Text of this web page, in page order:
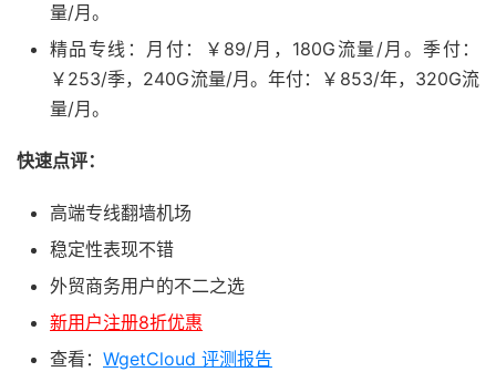
量/月。
精品专线：月付：￥89/月，180G流量/月。季付：
￥253/季，240G流量/月。年付：￥853/年，320G流
量/月。
快速点评：
高端专线翻墙机场
稳定性表现不错
外贸商务用户的不二之选
新用户注册8折优惠
查看： WgetCloud 评测报告